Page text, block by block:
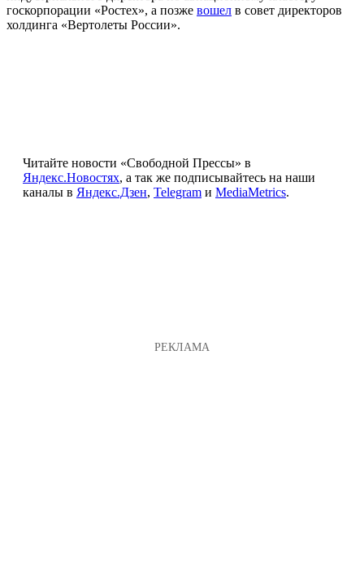
госкорпорации «Ростех», а позже вошел в совет директоров
холдинга «Вертолеты России».
Читайте новости «Свободной Прессы» в
Яндекс.Новостях, а так же подписывайтесь на наши
каналы в Яндекс.Дзен, Telegram и MediaMetrics.